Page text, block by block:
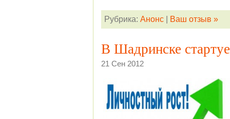
Рубрика: Анонс| Ваш отзыв »
В Шадринске
21 Сен 2012